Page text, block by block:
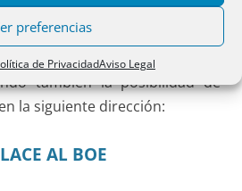
preferencias
de PrivacidadAviso Legal
Otero.
en abierto en formatos
también la posibilidad de
la siguiente dirección:
AL BOE